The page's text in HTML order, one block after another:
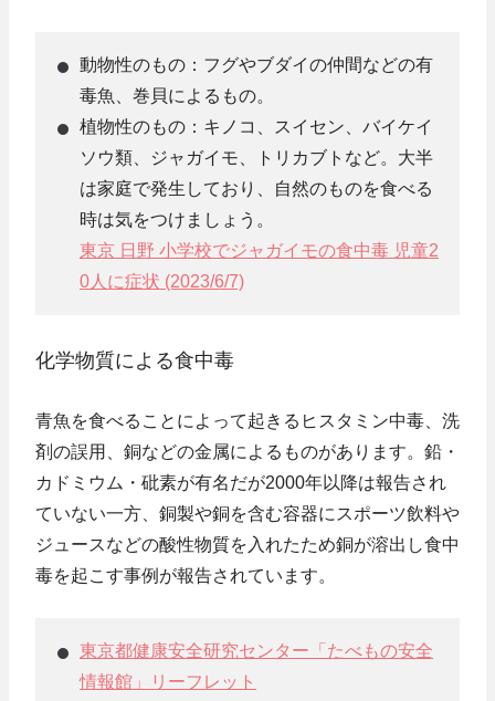
動物性のもの：フグやブダイの仲間などの有
毒魚、巻貝によるもの。
植物性のもの：キノコ、スイセン、バイケイ
ソウ類、ジャガイモ、トリカブトなど。大半
は家庭で発生しており、自然のものを食べる
時は気をつけましょう。
東京 日野 小学校でジャガイモの食中毒 児童2
0人に症状 (2023/6/7)
化学物質による食中毒
青魚を食べることによって起きるヒスタミン中毒、洗
剤の誤用、銅などの金属によるものがあります。鉛・
カドミウム・砒素が有名だが2000年以降は報告され
ていない一方、銅製や銅を含む容器にスポーツ飲料や
ジュースなどの酸性物質を入れたため銅が溶出し食中
毒を起こす事例が報告されています。
東京都健康安全研究センター「たべもの安全
情報館」リーフレット